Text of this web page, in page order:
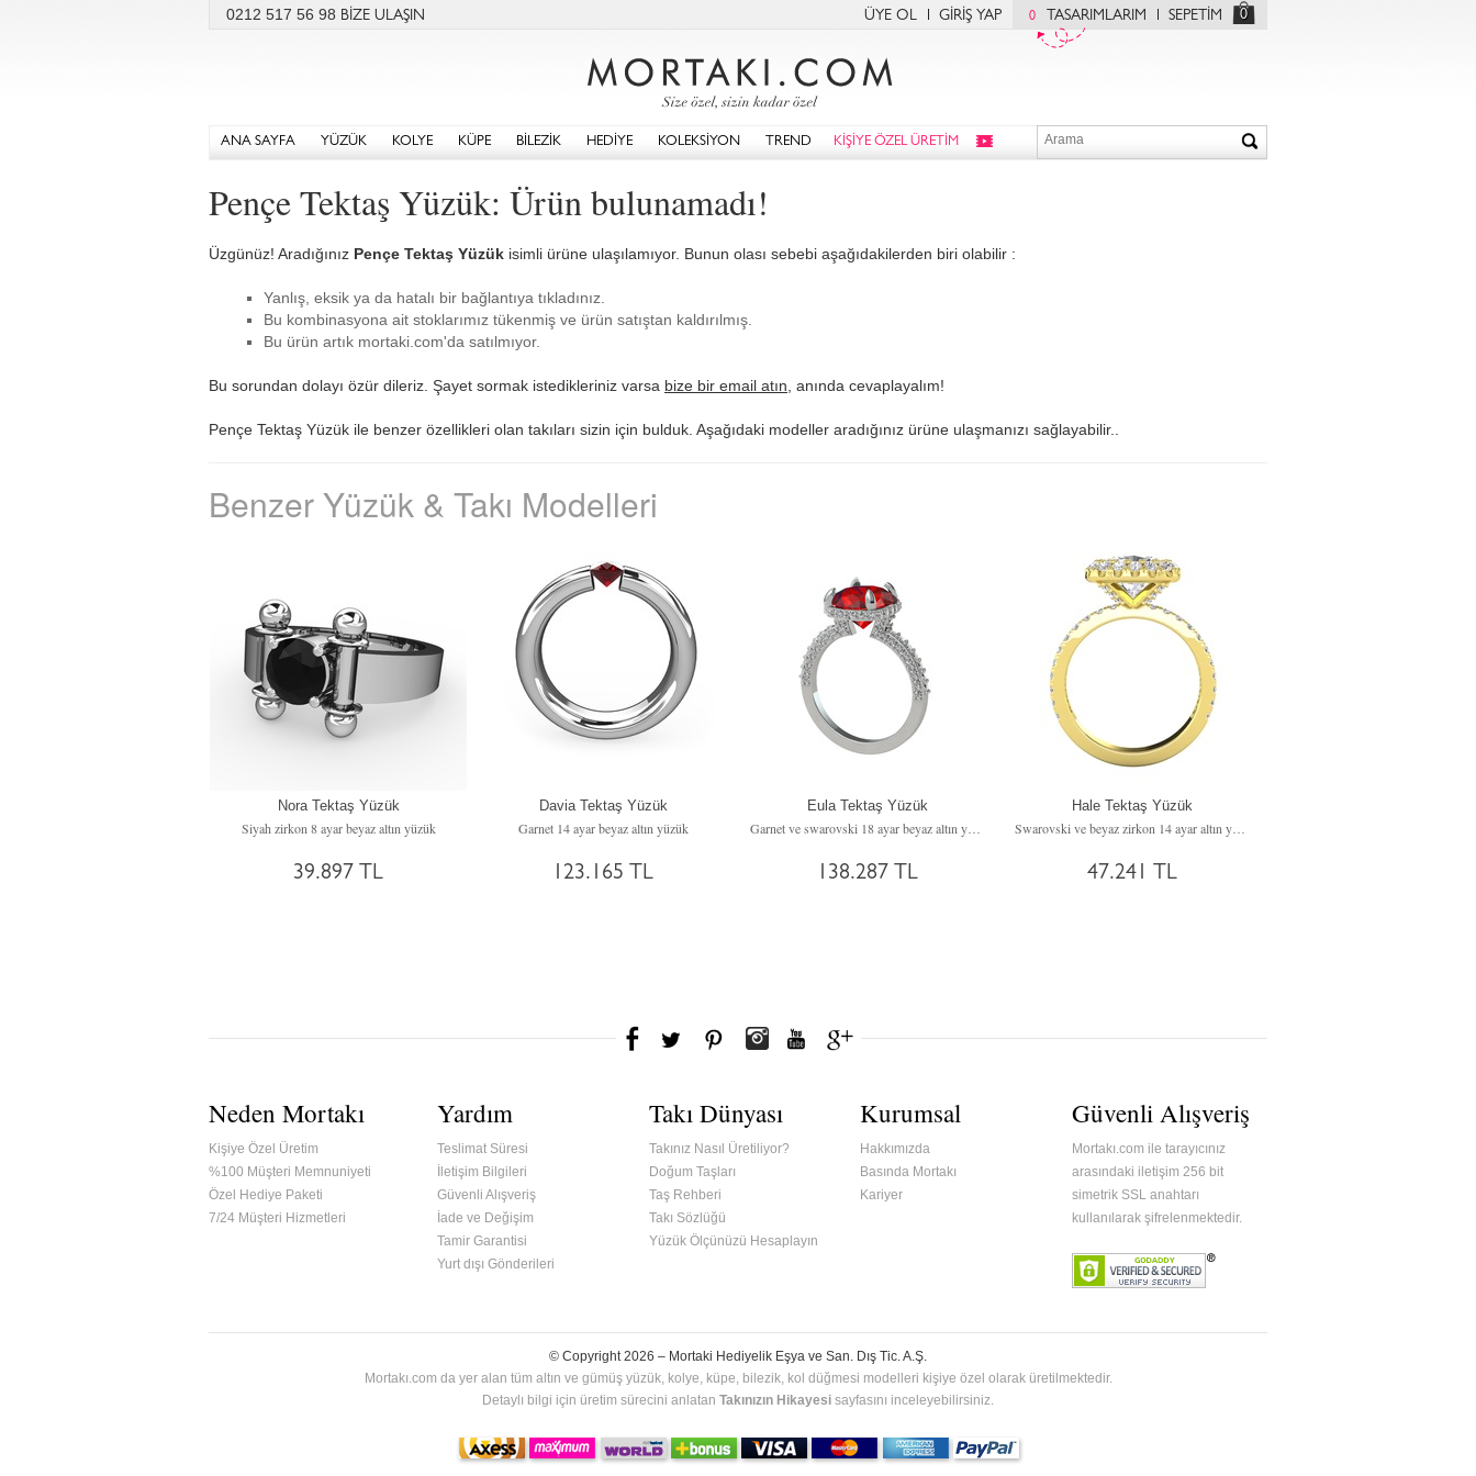
0212 517 56 98 BİZE ULAŞIN ÜYE OL GİRİŞ YAP 0 TASARIMLARIM SEPETİM 0
ANA SAYFA YÜZÜK KOLYE KÜPE BİLEZİK HEDİYE KOLEKSİYON TREND KİŞİYE ÖZEL ÜRETİM
Pençe Tektaş Yüzük: Ürün bulunamadı!
Üzgünüz! Aradığınız Pençe Tektaş Yüzük isimli ürüne ulaşılamıyor. Bunun olası sebebi aşağıdakilerden biri olabilir :
Yanlış, eksik ya da hatalı bir bağlantıya tıkladınız.
Bu kombinasyona ait stoklarımız tükenmiş ve ürün satıştan kaldırılmış.
Bu ürün artık mortaki.com'da satılmıyor.
Bu sorundan dolayı özür dileriz. Şayet sormak istedikleriniz varsa bize bir email atın , anında cevaplayalım!
Pençe Tektaş Yüzük ile benzer özellikleri olan takıları sizin için bulduk. Aşağıdaki modeller aradığınız ürüne ulaşmanızı sağlayabilir..
Benzer Yüzük & Takı Modelleri
Nora Tektaş Yüzük
Siyah zirkon 8 ayar beyaz altın yüzük
39.897 TL
Davia Tektaş Yüzük
Garnet 14 ayar beyaz altın yüzük
123.165 TL
Eula Tektaş Yüzük
138.287 TL
Hale Tektaş Yüzük
47.241 TL
Neden Mortakı
Kişiye Özel Üretim
%100 Müşteri Memnuniyeti
Özel Hediye Paketi
7/24 Müşteri Hizmetleri
Yardım
Teslimat Süresi
İletişim Bilgileri
Güvenli Alışveriş
İade ve Değişim
Tamir Garantisi
Yurt dışı Gönderileri
Takı Dünyası
Takınız Nasıl Üretiliyor?
Doğum Taşları
Taş Rehberi
Takı Sözlüğü
Yüzük Ölçünüzü Hesaplayın
Kurumsal
Hakkımızda
Basında Mortakı
Kariyer
Güvenli Alışveriş
Mortakı.com ile tarayıcınız
arasındaki iletişim 256 bit
simetrik SSL anahtarı
kullanılarak şifrelenmektedir.
© Copyright 2026 – Mortaki Hediyelik Eşya ve San. Dış Tic. A.Ş.
Mortakı.com da yer alan tüm altın ve gümüş yüzük, kolye, küpe, bilezik, kol düğmesi modelleri kişiye özel olarak üretilmektedir.
Detaylı bilgi için üretim sürecini anlatan Takınızın Hikayesi sayfasını inceleyebilirsiniz.